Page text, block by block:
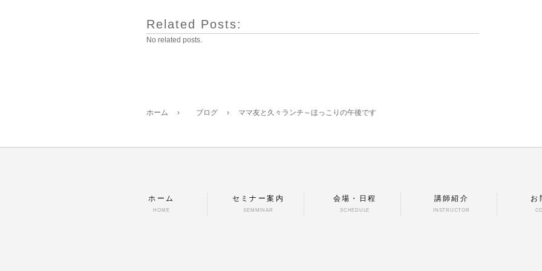
Related Posts:
No related posts.
ホーム › ブログ › ママ友と久々ランチ～ほっこりの午後です
ホーム
HOME
セミナー案内
SEMMINAR
会場・日程
SCHEDULE
講師紹介
INSTRUCTOR
お